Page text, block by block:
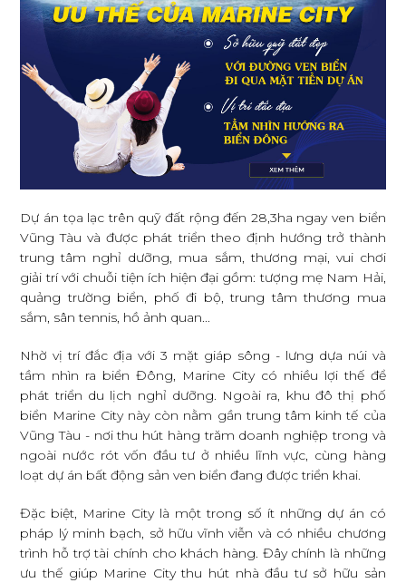
Dự án tọa lạc trên quỹ đất rộng đến 28,3ha ngay ven biển
Vũng Tàu và được phát triển theo định hướng trở thành
trung tâm nghỉ dưỡng, mua sắm, thương mại, vui chơi
giải trí với chuỗi tiện ích hiện đại gồm: tượng mẹ Nam Hải,
quảng trường biển, phố đi bộ, trung tâm thương mua
sắm, sân tennis, hồ ảnh quan...
Nhờ vị trí đắc địa với 3 mặt giáp sông - lưng dựa núi và
tầm nhìn ra biển Đông, Marine City có nhiều lợi thế để
phát triển du lịch nghỉ dưỡng. Ngoài ra, khu đô thị phố
biển Marine City này còn nằm gần trung tâm kinh tế của
Vũng Tàu - nơi thu hút hàng trăm doanh nghiệp trong và
ngoài nước rót vốn đầu tư ở nhiều lĩnh vực, cùng hàng
loạt dự án bất động sản ven biển đang được triển khai.
Đặc biệt, Marine City là một trong số ít những dự án có
pháp lý minh bạch, sở hữu vĩnh viễn và có nhiều chương
trình hỗ trợ tài chính cho khách hàng. Đây chính là những
ưu thế giúp Marine City thu hút nhà đầu tư sở hữu sản